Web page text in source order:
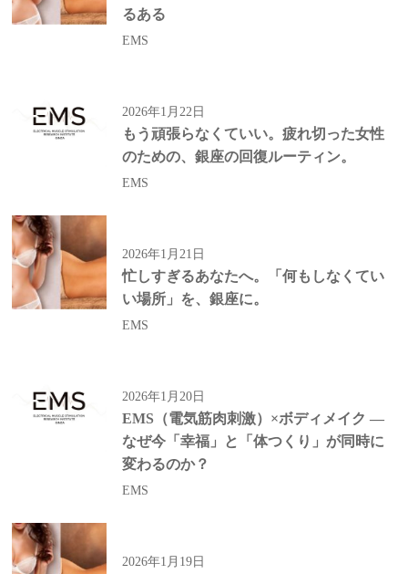
るある
EMS
2026年1月22日
もう頑張らなくていい。疲れ切った女性
のための、銀座の回復ルーティン。
EMS
2026年1月21日
忙しすぎるあなたへ。「何もしなくてい
い場所」を、銀座に。
EMS
2026年1月20日
EMS（電気筋肉刺激）×ボディメイク ―
なぜ今「幸福」と「体つくり」が同時に
変わるのか？
EMS
2026年1月19日